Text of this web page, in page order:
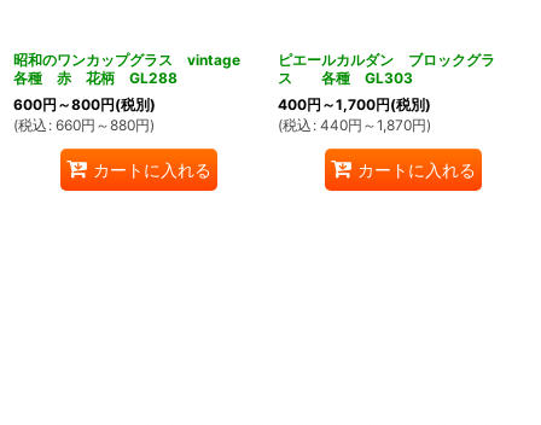
昭和のワンカップグラス vintage
各種 赤 花柄 GL288
600円 ～800円(税別)
(税込 : 660円 ～880円)
カートに入れる
ピエールカルダン ブロックグラ
ス 各種 GL303
400円 ～1,700円(税別)
(税込 : 440円 ～1,870円)
カートに入れる